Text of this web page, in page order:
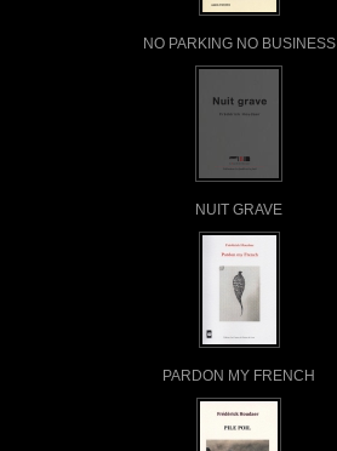
NO PARKING NO BUSINESS
NUIT GRAVE
PARDON MY FRENCH